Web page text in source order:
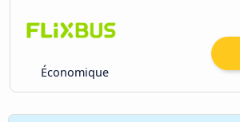
Économique